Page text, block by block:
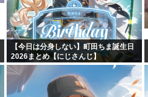
【今日は分身しない】町田ちま誕生日
2026まとめ【にじさんじ】